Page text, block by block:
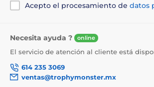
Acepto el procesamiento de datos
Necesita ayuda ? online
El servicio de atención al cliente está
614 235 3069
ventas@trophymonster.mx